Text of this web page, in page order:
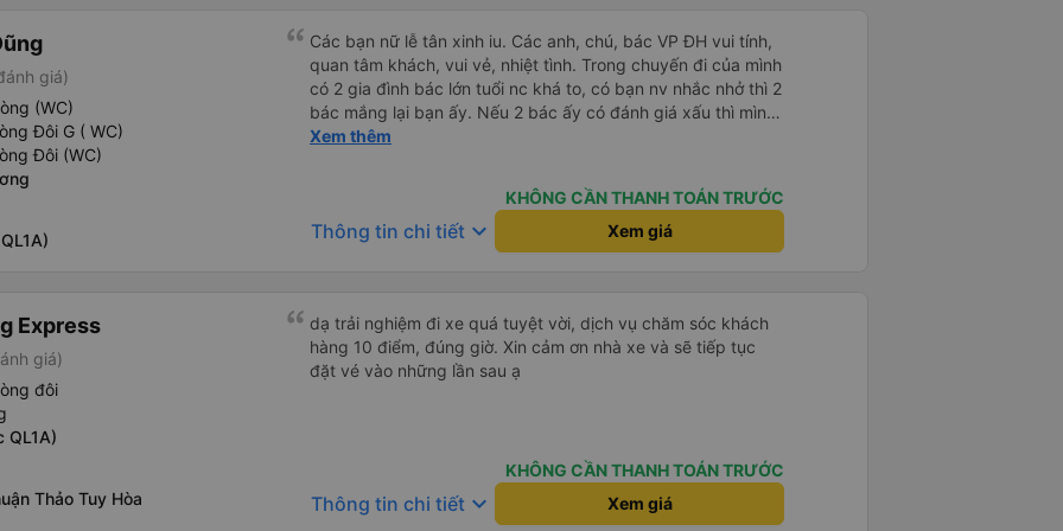
giá)
(WC)
Đôi G ( WC)
Đôi (WC)
Các bạn nữ lễ tân xinh iu. Các anh, chú, bác VP ĐH vui tính,
quan tâm khách, vui vẻ, nhiệt tình. Trong chuyến đi của mình
có 2 gia đình bác lớn tuổi nc khá to, có bạn nv nhắc nhở thì 2
bác mắng lại bạn ấy. Nếu 2 bác ấy có đánh giá xấu thì mình
ngược lại nha. Bạn ấy nhắc nhở rất đúng. 2 bác nói rất to. To
nhau xuất hiện trong giấc mơ của mình luôn. Nên nếu bạn ấy
bị phản ánh thì đừng trừ lương bạn ấy nha. Nếu bạn ấy bị trừ
thì bảo bạn ấy liên hệ sđt của mình, mình hỗ trợ ạ. Số mình
đuôi 666, chuyến ĐH-NT ngày 16/1. À các bạn nữ lễ tân xinh
lần xe rẽ 1 cái là ✈️ Ít đi xe khách nhưng đủ để đánh giá
10/10.
Xem thêm
KHÔNG CẦN THANH TOÁN TRƯỚC
Thông tin chi tiết keyboard_arrow_down Xem giá
Express
giá)
đôi
QL1A)
Thảo Tuy Hòa
dạ trải nghiệm đi xe quá tuyệt vời, dịch vụ chăm sóc khách
hàng 10 điểm, đúng giờ. Xin cảm ơn nhà xe và sẽ tiếp tục
đặt vé vào những lần sau ạ
KHÔNG CẦN THANH TOÁN TRƯỚC
Thông tin chi tiết keyboard_arrow_down Xem giá